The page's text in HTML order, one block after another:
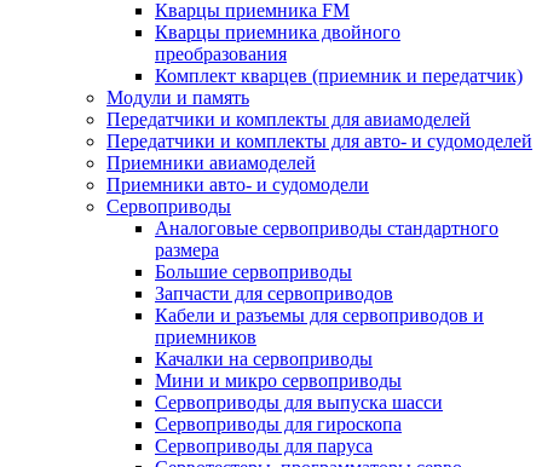
Кварцы приемника FM
Кварцы приемника двойного
преобразования
Комплект кварцев (приемник и передатчик)
Модули и память
Передатчики и комплекты для авиамоделей
Передатчики и комплекты для авто- и судомоделей
Приемники авиамоделей
Приемники авто- и судомодели
Сервоприводы
Аналоговые сервоприводы стандартного
размера
Большие сервоприводы
Запчасти для сервоприводов
Кабели и разъемы для сервоприводов и
приемников
Качалки на сервоприводы
Мини и микро сервоприводы
Сервоприводы для выпуска шасси
Сервоприводы для гироскопа
Сервоприводы для паруса